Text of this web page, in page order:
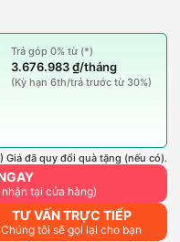
Trả góp 0% từ (*)
3.676.983 ₫/tháng
(Kỳ hạn 6th/trả trước từ 30%)
Giá đã quy đổi quà tặng (nếu có).
tại cửa hàng)
TƯ VẤN TRỰC TIẾP
Chúng tôi sẽ gọi lại cho bạn